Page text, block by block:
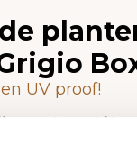
UV proof!
van Luca
contact met je